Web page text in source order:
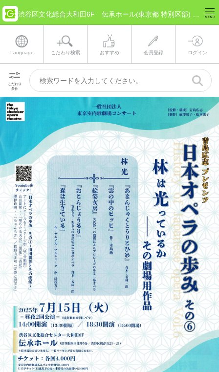
Language こだわり検索 おすすめ 会員登録 ログイン
こだわり
条件